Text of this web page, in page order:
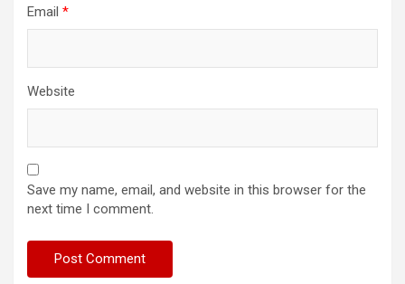
Email *
Website
Save my name, email, and website in this browser for the
next time I comment.